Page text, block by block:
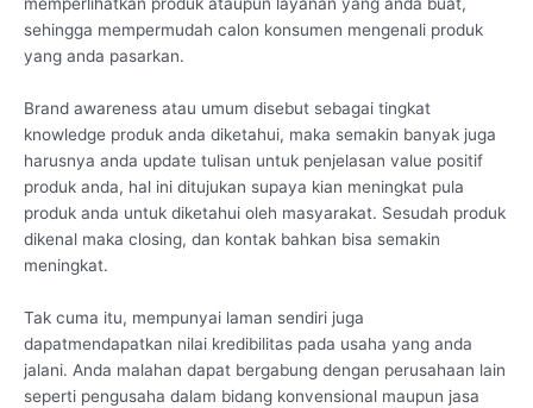
memperlihatkan produk ataupun layanan yang anda buat,
sehingga mempermudah calon konsumen mengenali produk
yang anda pasarkan.
Brand awareness atau umum disebut sebagai tingkat
knowledge produk anda diketahui, maka semakin banyak juga
harusnya anda update tulisan untuk penjelasan value positif
produk anda, hal ini ditujukan supaya kian meningkat pula
produk anda untuk diketahui oleh masyarakat. Sesudah produk
dikenal maka closing, dan kontak bahkan bisa semakin
meningkat.
Tak cuma itu, mempunyai laman sendiri juga
dapatmendapatkan nilai kredibilitas pada usaha yang anda
jalani. Anda malahan dapat bergabung dengan perusahaan lain
seperti pengusaha dalam bidang konvensional maupun jasa